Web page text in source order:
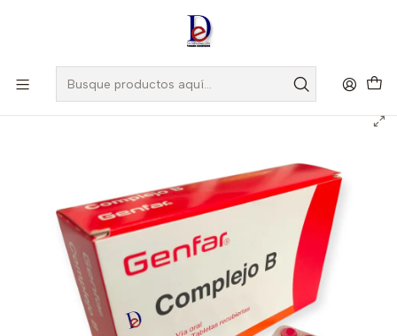
, Si eres nuevo regístrate
COMPLEJO B X 250 TAB --GENFAR UBI 30-D Y 30-C